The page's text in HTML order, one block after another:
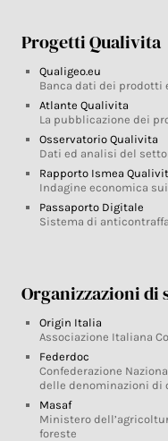
Progetti Qualivita
Qualigeo.eu
Banca dati dei prodotti
Atlante Qualivita
La pubblicazione dei
Osservatorio Qualivita
Dati ed analisi del
Rapporto Ismea
Indagine economica sui
Passaporto Digitale
Sistema di
Organizzazioni di
Origin Italia
Associazione Italiana
Federdoc
Confederazione
delle denominazioni di
Masaf
Ministero
foreste